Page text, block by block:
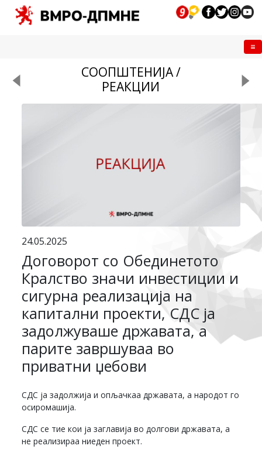
СООПШТЕНИЈА /
РЕАКЦИИ
24.05.2025
Договорот со Обединетото
Кралство значи инвестиции и
сигурна реализација на
капитални проекти, СДС ја
задолжуваше државата, а
парите завршуваа во
приватни џебови
СДС ја задолжија и опљачкаа државата, а народот го
осиромашија.
СДС се тие кои ја заглавија во долгови државата, а
не реализираа ниеден проект.